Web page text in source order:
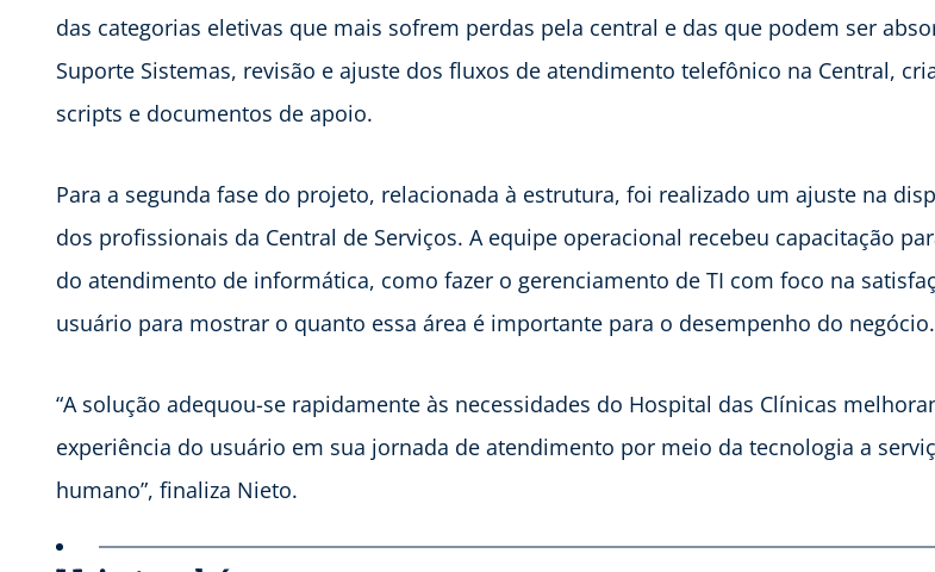
das categorias eletivas que mais sofrem perdas pela central e das que podem ser
Suporte Sistemas, revisão e ajuste dos fluxos de atendimento telefônico na Central,
scripts e documentos de apoio.
Para a segunda fase do projeto, relacionada à estrutura, foi realizado um ajuste na
dos profissionais da Central de Serviços. A equipe operacional recebeu capacitação
do atendimento de informática, como fazer o gerenciamento de TI com foco na
usuário para mostrar o quanto essa área é importante para o desempenho do negócio.
“A solução adequou-se rapidamente às necessidades do Hospital das Clínicas
experiência do usuário em sua jornada de atendimento por meio da tecnologia a
humano”, finaliza Nieto.